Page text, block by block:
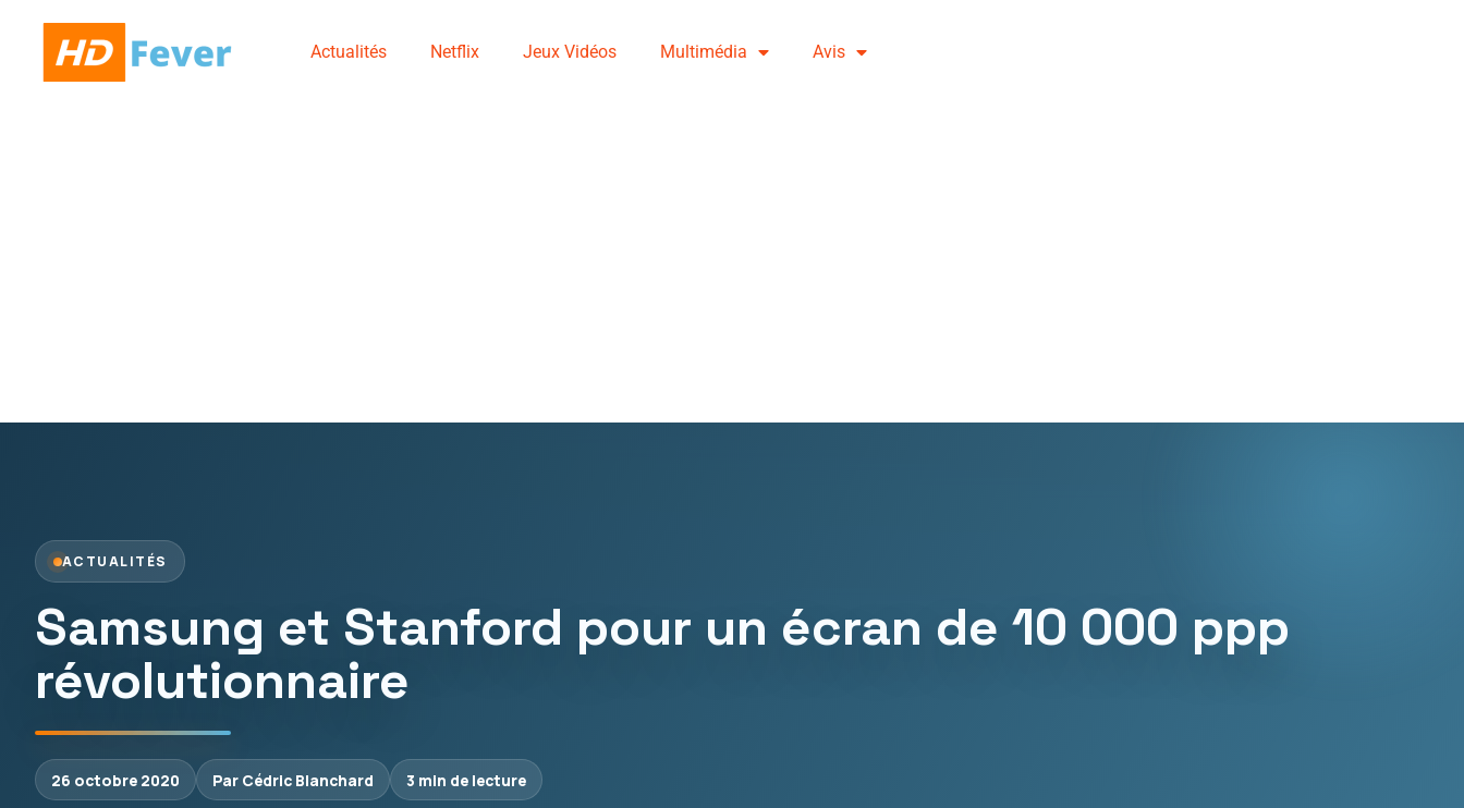
Actualités Netflix Jeux Vidéos Multimédia Avis
ACTUALITÉS
Samsung et Stanford pour un écran de 10 000 ppp
révolutionnaire
26 octobre 2020 Par Cédric Blanchard 3 min de lecture